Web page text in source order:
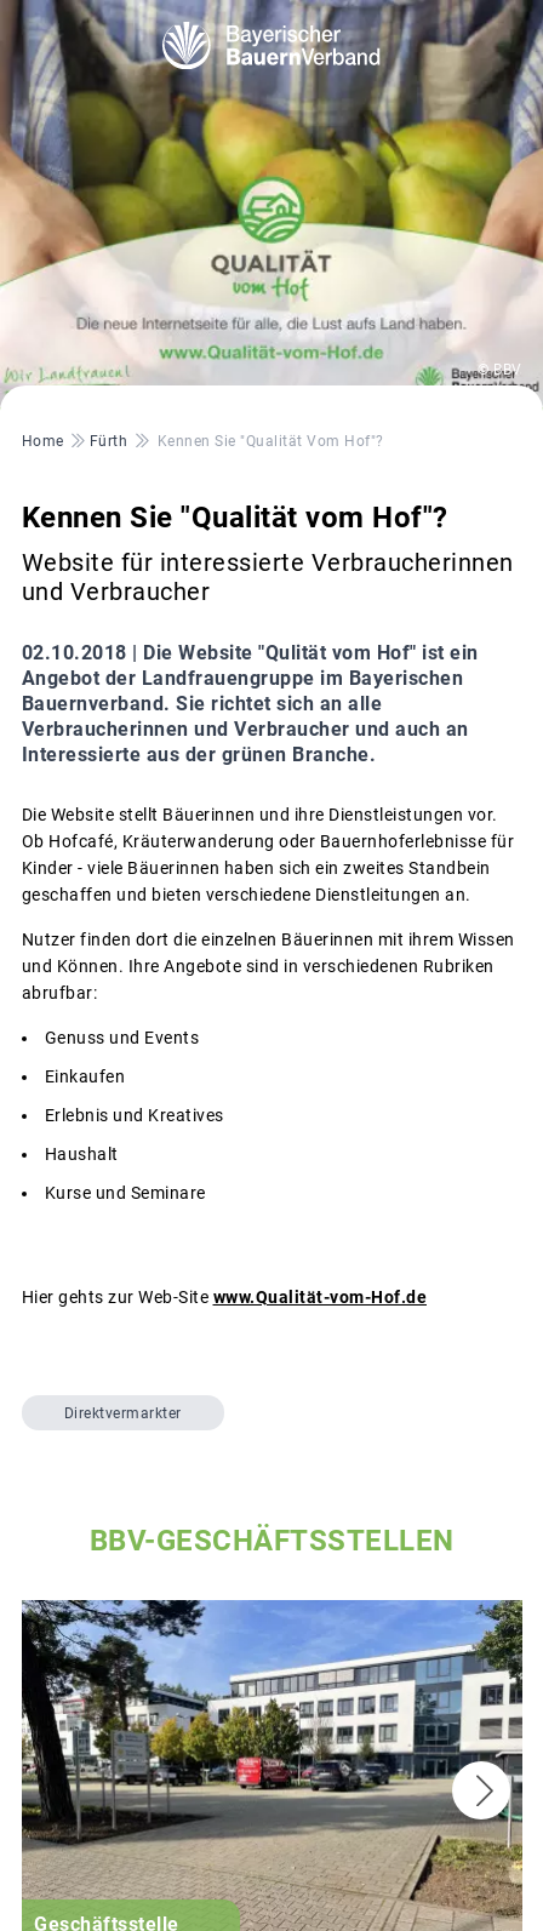
© BBV
Pfadnavigation
Home Fürth Kennen Sie "Qualität Vom Hof"?
Kennen Sie "Qualität vom Hof"?
Website für interessierte Verbraucherinnen
und Verbraucher
02.10.2018 | Die Website "Qulität vom Hof" ist ein
Angebot der Landfrauengruppe im Bayerischen
Bauernverband. Sie richtet sich an alle
Verbraucherinnen und Verbraucher und auch an
Interessierte aus der grünen Branche.
Die Website stellt Bäuerinnen und ihre Dienstleistungen vor.
Ob Hofcafé, Kräuterwanderung oder Bauernhoferlebnisse für
Kinder - viele Bäuerinnen haben sich ein zweites Standbein
geschaffen und bieten verschiedene Dienstleitungen an.
Nutzer finden dort die einzelnen Bäuerinnen mit ihrem Wissen
und Können. Ihre Angebote sind in verschiedenen Rubriken
abrufbar:
Genuss und Events
Einkaufen
Erlebnis und Kreatives
Haushalt
Kurse und Seminare
Hier gehts zur Web-Site www.Qualität-vom-Hof.de
Direktvermarkter
BBV-GESCHÄFTSSTELLEN
Geschäftsstelle